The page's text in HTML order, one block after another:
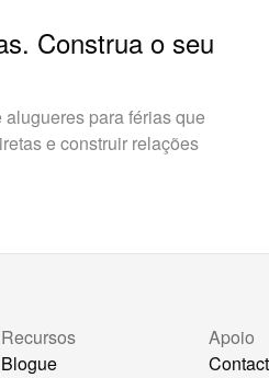
Construa o seu
para férias que
e construir relações
Recursos
Blogue
Apoio